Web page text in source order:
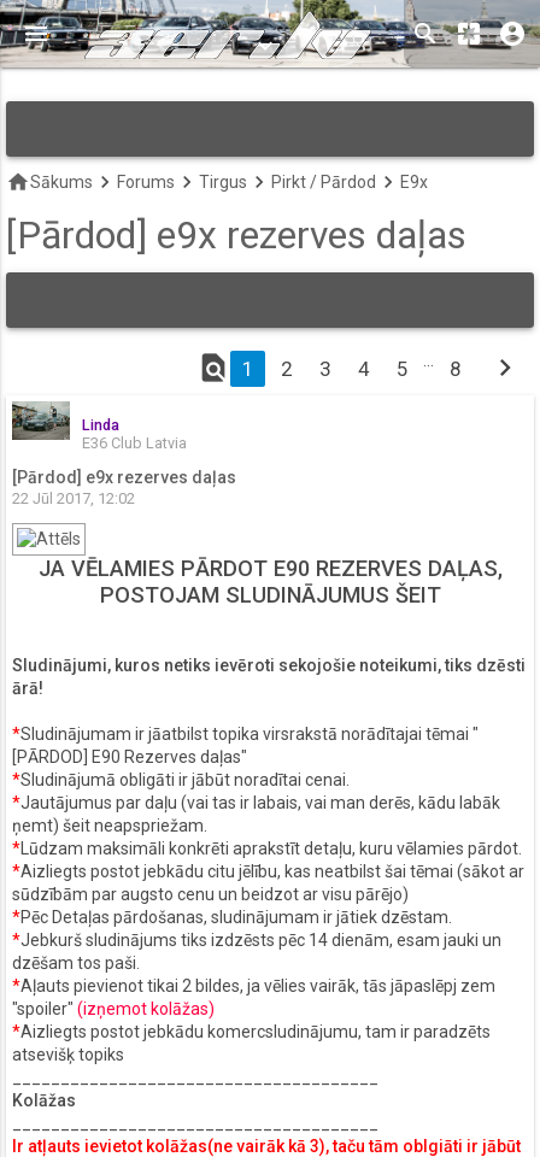
keyboard_arrow_down
menu search pages account_circle
homeSākums keyboard_arrow_right Forums keyboard_arrow_right Tirgus keyboard_arrow_right Pirkt / Pārdod keyboard_arrow_right E9x
[Pārdod] e9x rezerves daļas
find_in_page 1 2 3 4 5 8 chevron_right
Linda
E36 Club Latvia
[Pārdod] e9x rezerves daļas
22 Jūl 2017, 12:02
JA VĒLAMIES PĀRDOT E90 REZERVES DAĻAS,
POSTOJAM SLUDINĀJUMUS ŠEIT
Sludinājumi, kuros netiks ievēroti sekojošie noteikumi, tiks dzēsti
ārā!
*Sludinājumam ir jāatbilst topika virsrakstā norādītajai tēmai "
[PĀRDOD] E90 Rezerves daļas"
*Sludinājumā obligāti ir jābūt noradītai cenai.
*Jautājumus par daļu (vai tas ir labais, vai man derēs, kādu labāk
ņemt) šeit neapspriežam.
* Lūdzam maksimāli konkrēti aprakstīt detaļu, kuru vēlamies pārdot.
*Aizliegts postot jebkādu citu jēlību, kas neatbilst šai tēmai (sākot ar
sūdzībām par augsto cenu un beidzot ar visu pārējo)
*Pēc Detaļas pārdošanas, sludinājumam ir jātiek dzēstam.
*Jebkurš sludinājums tiks izdzēsts pēc 14 dienām, esam jauki un
dzēšam tos paši.
*Aļauts pievienot tikai 2 bildes, ja vēlies vairāk, tās jāpaslēpj zem
"spoiler" (izņemot kolāžas)
*Aizliegts postot jebkādu komercsludinājumu, tam ir paradzēts
atsevišķ topiks
Kolāžas
Ir atļauts ievietot kolāžas(ne vairāk kā 3), taču tām oblgiāti ir jābūt